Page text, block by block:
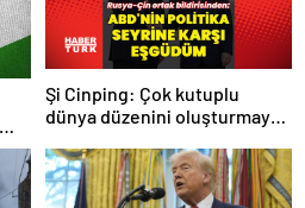
Şi Cinping: Çok kutuplu
dünya düzenini oluşturmaya